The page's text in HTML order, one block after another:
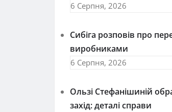
6 Серпня, 2026
Сибіга розповів про
виробниками
6 Серпня, 2026
Ользі Стефанішиній
захід: деталі справи